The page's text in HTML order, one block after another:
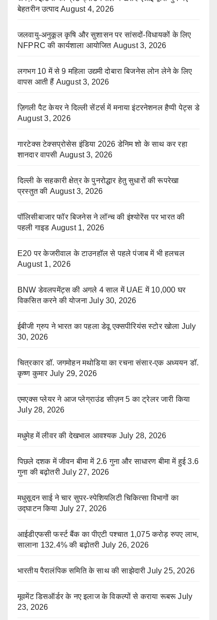
बेहतरीन उत्पाद August 4, 2026
जलवायु-अनुकूल कृषि और सुशासन पर सांसदों-विधायकों के लिए
NFPRC की कार्यशाला आयोजित August 3, 2026
लगभग 10 में से 9 महिला उद्यमी दोबारा बिजनेस लोन लेने के लिए
वापस आती हैं August 3, 2026
ज़िगली पैट केयर ने दिल्ली सेंटर्स में मनाया इंटरनेशनल हैप्पी पेट्स डे
August 3, 2026
गारटेक्स टेक्सप्रोसेस इंडिया 2026 डेनिम शो के साथ कर रहा
शानदार वापसी August 3, 2026
दिल्ली के सहकारी क्षेत्र के पुनरोद्धार हेतु सुधारों की रूपरेखा
प्रस्तुत की August 3, 2026
पॉलिसीबाजार फॉर बिजनेस ने लॉन्च की इंश्योरेंस पर भारत की
पहली गाइड August 1, 2026
E20 पर केजरीवाल के टाउनहॉल से पहले पंजाब में भी हलचल
August 1, 2026
BNW डेवलपमेंट्स की अगले 4 साल में UAE में 10,000 घर
विकसित करने की योजना July 30, 2026
ईबीजी ग्रुप ने भारत का पहला डेवू एक्सपीरियंस स्टोर खोला July
30, 2026
चित्रकार डॉ. जगमोहन मथोडिया का रचना संसार-एक अध्ययन डॉ.
कृष्ण कुमार July 29, 2026
एमएक्स प्लेयर ने आज प्लेग्राउंड सीज़न 5 का ट्रेलर जारी किया
July 28, 2026
मधुमेह में लीवर की देखभाल आवश्यक July 28, 2026
पिछले दशक में जीवन बीमा में 2.6 गुना और साधारण बीमा में हुई 3.6
गुना की बढ़ोतरी July 27, 2026
मधुसूदन साई ने चार सुपर-स्पेशियलिटी चिकित्सा विभागों का
उद्घाटन किया July 27, 2026
आईडीएफसी फर्स्ट बैंक का पीएटी पश्चात 1,075 करोड़ रुपए लाभ,
सालाना 132.4% की बढ़ोतरी July 26, 2026
भारतीय पैरालंपिक समिति के साथ की साझेदारी July 25, 2026
मूवमेंट डिसऑर्डर के नए इलाज के विकल्पों से कराया रूबरू July
23, 2026